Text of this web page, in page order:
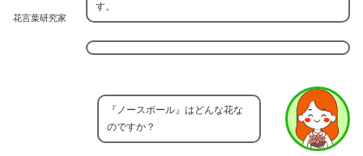
花言葉研究家
す。
『ノースポール』はどんな花な
のですか？